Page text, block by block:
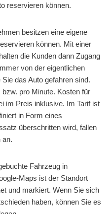
reservieren können.
besitzen eine eigene
können. Mit einer
die Kunden dann Zugang
von der eigentlichen
das Auto gefahren sind.
pro Minute. Kosten für
im Preis inklusive. Im Tarif ist
in Form eines
überschritten wird, fallen
an.
Fahrzeug in
Maps ist der Standort
und markiert. Wenn Sie sich
haben, können Sie es